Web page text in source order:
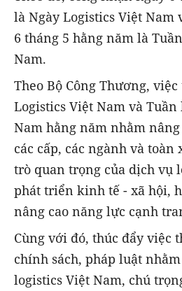
là Ngày Logistics Việt Nam
6 tháng 5 hằng năm là
Nam.
Theo Bộ Công Thương,
Logistics Việt Nam và
Nam hằng năm nhằm
các cấp, các ngành và
trò quan trọng của dịch vụ
phát triển kinh tế - xã hội,
nâng cao năng lực cạnh
Cùng với đó, thúc đẩy việc
chính sách, pháp luật
logistics Việt Nam, chú